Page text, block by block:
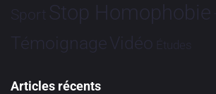
Sport Stop Homophobie
TémoignageVidéo Études
Articles récents